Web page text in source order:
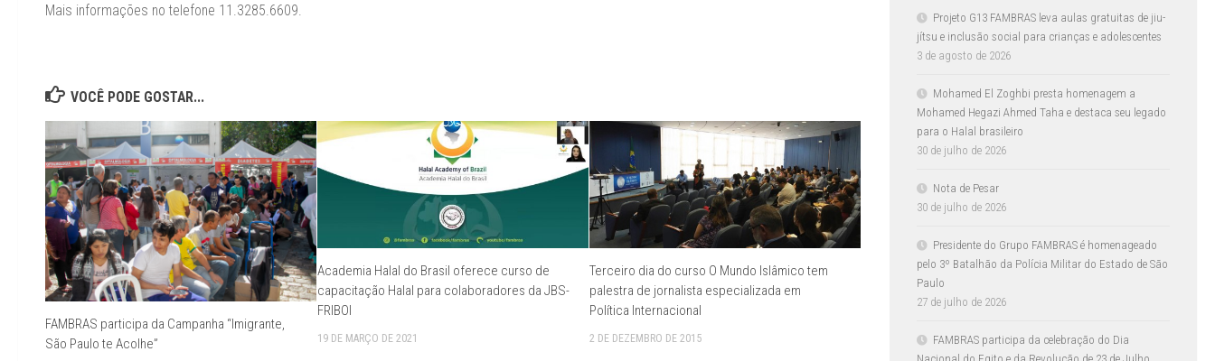
Mais informações no telefone 11.3285.6609.
VOCÊ PODE GOSTAR...
FAMBRAS participa da Campanha “Imigrante,
São Paulo te Acolhe”
Academia Halal do Brasil oferece curso de
capacitação Halal para colaboradores da JBS-
FRIBOI
19 DE MARÇO DE 2021
Terceiro dia do curso O Mundo Islâmico tem
palestra de jornalista especializada em
Política Internacional
2 DE DEZEMBRO DE 2015
Projeto G13 FAMBRAS leva aulas gratuitas de jiu-
jítsu e inclusão social para crianças e adolescentes
3 de agosto de 2026
Mohamed El Zoghbi presta homenagem a
Mohamed Hegazi Ahmed Taha e destaca seu legado
para o Halal brasileiro
30 de julho de 2026
Nota de Pesar
30 de julho de 2026
Presidente do Grupo FAMBRAS é homenageado
pelo 3º Batalhão da Polícia Militar do Estado de São
Paulo
27 de julho de 2026
FAMBRAS participa da celebração do Dia